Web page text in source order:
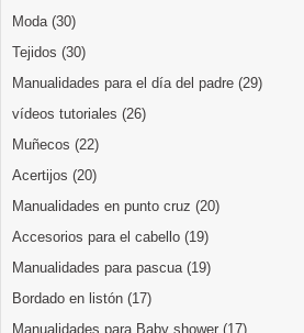
Moda (30)
Tejidos (30)
Manualidades para el día del padre (29)
vídeos tutoriales (26)
Muñecos (22)
Acertijos (20)
Manualidades en punto cruz (20)
Accesorios para el cabello (19)
Manualidades para pascua (19)
Bordado en listón (17)
Manualidades para Baby shower (17)